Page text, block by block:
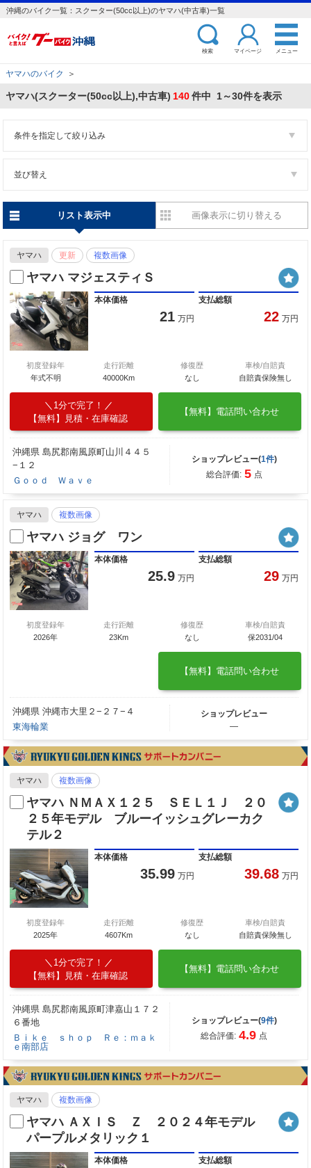
沖縄のバイク一覧：スクーター(50cc以上)のヤマハ(中古車)一覧
検索 マイページ メニュー
ヤマハのバイク ＞
ヤマハ(スクーター(50cc以上),中古車) 140件中 1～30件を表示
条件を指定して絞り込み
並び替え
リスト表示中 画像表示に切り替える
ヤマハ 更新 複数画像
ヤマハ マジェスティＳ
本体価格
21 万円
支払総額
22 万円
初度登録年
年式不明
走行距離
40000Km
修復歴
なし
車検/自賠責
自賠責保険無し
1分で完了！
【無料】見積・在庫確認
【無料】電話問い合わせ
沖縄県 島尻郡南風原町山川４４５
−１２
Ｇｏｏｄ Ｗａｖｅ
ショップレビュー(1件)
総合評価: 5 点
ヤマハ 複数画像
ヤマハ ジョグ ワン
本体価格
25.9 万円
支払総額
29 万円
初度登録年
2026年
走行距離
23Km
修復歴
なし
車検/自賠責
保2031/04
【無料】電話問い合わせ
沖縄県 沖縄市大里２−２７−４
東海輪業
ショップレビュー
―
ヤマハ 複数画像
ヤマハ ＮＭＡＸ１２５ ＳＥＬ１Ｊ ２０
２５年モデル ブルーイッシュグレーカク
テル２
本体価格
35.99 万円
支払総額
39.68 万円
初度登録年
2025年
走行距離
4607Km
修復歴
なし
車検/自賠責
自賠責保険無し
1分で完了！
【無料】見積・在庫確認
【無料】電話問い合わせ
沖縄県 島尻郡南風原町津嘉山１７２
６番地
Ｂｉｋｅ ｓｈｏｐ Ｒｅ：ｍａｋ
ｅ南部店
ショップレビュー(9件)
総合評価: 4.9 点
ヤマハ 複数画像
ヤマハ ＡＸＩＳ Ｚ ２０２４年モデル
パープルメタリック１
本体価格 支払総額